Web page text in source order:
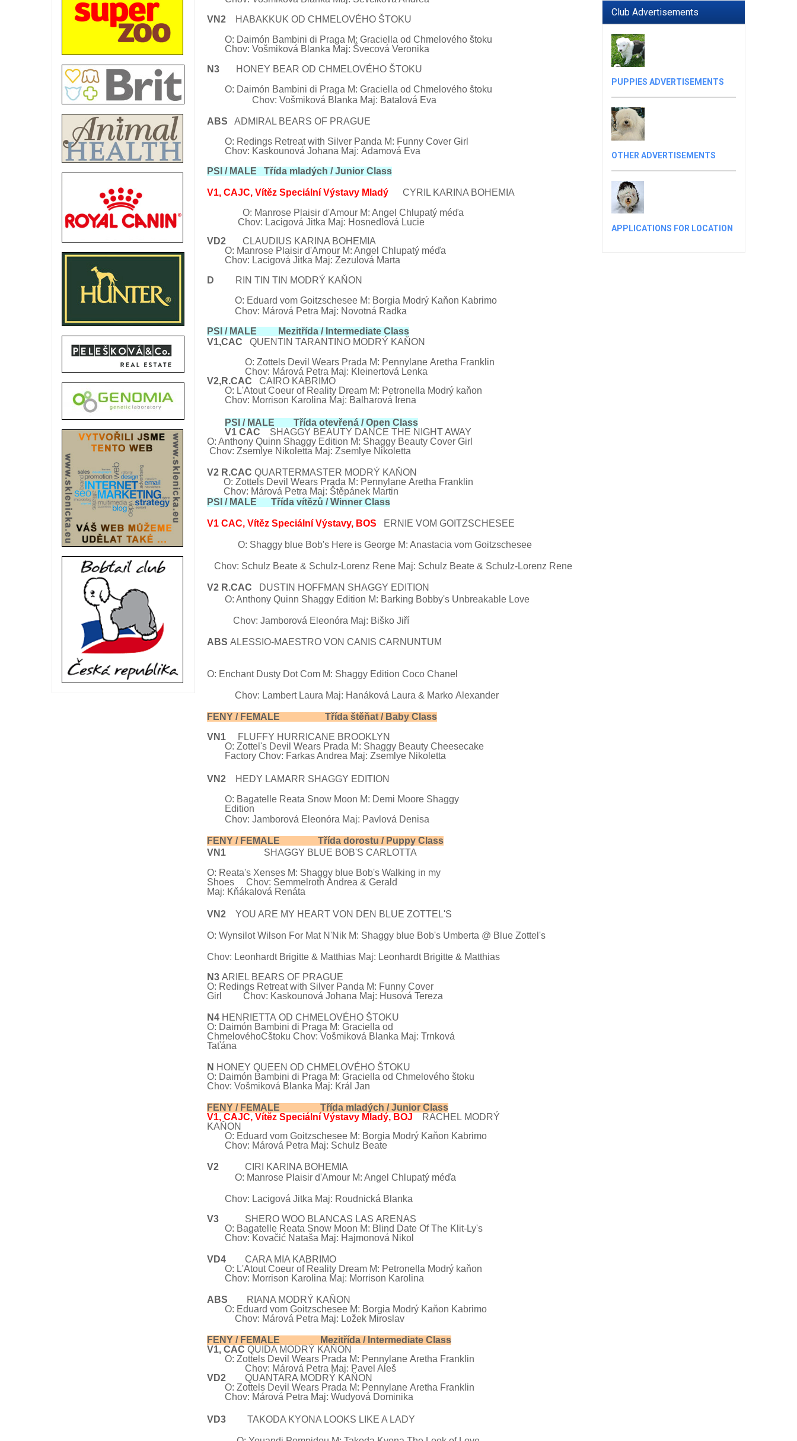
VN2HABAKKUK OD CHMELOVÉHO ŠTOKU
O: Daimón Bambini di Praga M: Graciella od Chmelového štoku
Chov: Vošmiková Blanka Maj: Švecová Veronika
N3HONEY BEAR OD CHMELOVÉHO ŠTOKU
O: Daimón Bambini di Praga M: Graciella od Chmelového štoku
Chov: Vošmiková Blanka Maj: Batalová Eva
ABS ADMIRAL BEARS OF PRAGUE
O: Redings Retreat with Silver Panda M: Funny Cover Girl
Chov: Kaskounová Johana Maj: Adamová Eva
PSI / MALE Třída mladých / Junior Class
V1, CAJC, Vítěz Speciální Výstavy MladýCYRIL KARINA BOHEMIA
O: Manrose Plaisir d'Amour M: Angel Chlupatý méďa
Chov: Lacigová Jitka Maj: Hosnedlová Lucie
VD2CLAUDIUS KARINA BOHEMIA
O: Manrose Plaisir d'Amour M: Angel Chlupatý méďa
Chov: Lacigová Jitka Maj: Zezulová Marta
D RIN TIN TIN MODRÝ KAŇON
O: Eduard vom Goitzschesee M: Borgia Modrý Kaňon Kabrimo
Chov: Márová Petra Maj: Novotná Radka
PSI / MALE Mezitřída / Intermediate Class
V1,CAC
QUENTIN TARANTINO MODRÝ KAŇON
O: Zottels Devil Wears Prada M: Pennylane Aretha Franklin
Chov: Márová Petra Maj: Kleinertová Lenka
V2,R.CAC CAIRO KABRIMO
O: L'Atout Coeur of Reality Dream M: Petronella Modrý kaňon
Chov: Morrison Karolina Maj: Balharová Irena
PSI / MALE Třída otevřená /Open Class
V1 CAC SHAGGY BEAUTY DANCE THE NIGHT AWAY
O: Anthony Quinn Shaggy Edition M: Shaggy Beauty Cover Girl
Chov: Zsemlye Nikoletta Maj: Zsemlye Nikoletta
V2 R.CAC QUARTERMASTER MODRÝ KAŇON
O: Zottels Devil Wears Prada M: Pennylane Aretha Franklin
Chov: Márová Petra Maj: Štěpánek Martin
PSI / MALE Třída vítězů /Winner Class
V1 CAC, Vítěz Speciální Výstavy, BOS ERNIE VOM GOITZSCHESEE
O: Shaggy blue Bob's Here is George M: Anastacia vom Goitzschesee
Chov: Schulz Beate & Schulz-Lorenz Rene Maj: Schulz Beate & Schulz-Lorenz Rene
V2 R.CAC DUSTIN HOFFMAN SHAGGY EDITION
O: Anthony Quinn Shaggy Edition M: Barking Bobby's Unbreakable Love
Chov: Jamborová Eleonóra Maj: Biško Jiří
ABS ALESSIO-MAESTRO VON CANIS CARNUNTUM
O: Enchant Dusty Dot Com M: Shaggy Edition Coco Chanel
Chov: Lambert Laura Maj: Hanáková Laura & Marko Alexander
FENY / FEMALE Třída štěňat / Baby Class
VN1
FLUFFY HURRICANE BROOKLYN
O: Zottel's Devil Wears Prada M: Shaggy Beauty Cheesecake
Factory Chov: Farkas Andrea Maj: Zsemlye Nikoletta
VN2HEDY LAMARR SHAGGY EDITION
O: Bagatelle Reata Snow Moon M: Demi Moore Shaggy
Edition
Chov: Jamborová Eleonóra Maj: Pavlová Denisa
FENY / FEMALE Třída dorostu / Puppy Class
VN1
SHAGGY BLUE BOB'S CARLOTTA
O: Reata's Xenses M: Shaggy blue Bob's Walking in my
Shoes Chov: Semmelroth Andrea & Gerald
Maj: Kňákalová Renáta
VN2YOU ARE MY HEART VON DEN BLUE ZOTTEL'S
O: Wynsilot Wilson For Mat N'Nik M: Shaggy blue Bob's Umberta @ Blue Zottel's
Chov: Leonhardt Brigitte & Matthias Maj: Leonhardt Brigitte & Matthias
N3ARIEL BEARS OF PRAGUE
O: Redings Retreat with Silver Panda M: Funny Cover
Girl Chov: Kaskounová Johana Maj: Husová Tereza
N4HENRIETTA OD CHMELOVÉHO ŠTOKU
O: Daimón Bambini di Praga M: Graciella od
ChmelovéhoCštoku Chov: Vošmiková Blanka Maj: Trnková
Taťána
N HONEY QUEEN OD CHMELOVÉHO ŠTOKU
O: Daimón Bambini di Praga M: Graciella od Chmelového štoku
Chov: Vošmiková Blanka Maj: Král Jan
FENY / FEMALE Třída mladých / Junior Class
V1, CAJC, Vítěz Speciální Výstavy Mladý, BOJ RACHEL MODRÝ
KAŇON
O: Eduard vom Goitzschesee M: Borgia Modrý Kaňon Kabrimo
Chov: Márová Petra Maj: Schulz Beate
V2CIRI KARINA BOHEMIA
O: Manrose Plaisir d'Amour M: Angel Chlupatý méďa
Chov: Lacigová Jitka Maj: Roudnická Blanka
V3 SHERO WOO BLANCAS LAS ARENAS
O: Bagatelle Reata Snow Moon M: Blind Date Of The Klit-Ly's
Chov: Kovačić Nataša Maj: Hajmonová Nikol
VD4CARA MIA KABRIMO
O: L'Atout Coeur of Reality Dream M: Petronella Modrý kaňon
Chov: Morrison Karolina Maj: Morrison Karolina
ABS RIANA MODRÝ KAŇON
O: Eduard vom Goitzschesee M: Borgia Modrý Kaňon Kabrimo
Chov: Márová Petra Maj: Ložek Miroslav
FENY / FEMALE Mezitřída / Intermediate Class
V1, CAC QUIDA MODRÝ KAŇON
O: Zottels Devil Wears Prada M: Pennylane Aretha Franklin
Chov: Márová Petra Maj: Pavel Aleš
VD2QUANTARA MODRÝ KAŇON
O: Zottels Devil Wears Prada M: Pennylane Aretha Franklin
Chov: Márová Petra Maj: Wudyová Dominika
VD3TAKODA KYONA LOOKS LIKE A LADY
Club Advertisements
PUPPIES ADVERTISEMENTS
OTHER ADVERTISEMENTS
APPLICATIONS FOR LOCATION